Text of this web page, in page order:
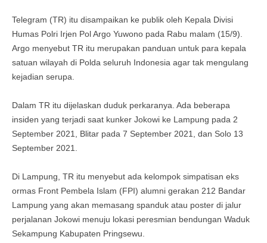
Telegram (TR) itu disampaikan ke publik oleh Kepala Divisi
Humas Polri Irjen Pol Argo Yuwono pada Rabu malam (15/9).
Argo menyebut TR itu merupakan panduan untuk para kepala
satuan wilayah di Polda seluruh Indonesia agar tak mengulang
kejadian serupa.
Dalam TR itu dijelaskan duduk perkaranya. Ada beberapa
insiden yang terjadi saat kunker Jokowi ke Lampung pada 2
September 2021, Blitar pada 7 September 2021, dan Solo 13
September 2021.
Di Lampung, TR itu menyebut ada kelompok simpatisan eks
ormas Front Pembela Islam (FPI) alumni gerakan 212 Bandar
Lampung yang akan memasang spanduk atau poster di jalur
perjalanan Jokowi menuju lokasi peresmian bendungan Waduk
Sekampung Kabupaten Pringsewu.